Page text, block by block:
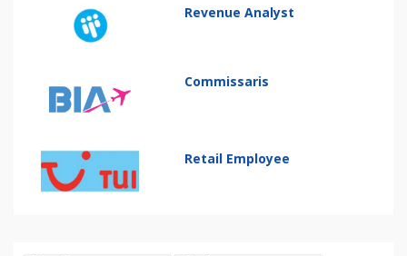
Revenue Analyst
Commissaris
Retail Employee